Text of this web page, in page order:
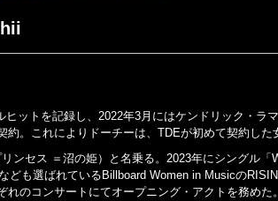
ットを記録し、2022年3月にはケンドリック・ラ
。これによりドーチーは、TDEが初めて契約した
ンセス ＝沼の姫）と名乗る。2023年にシングル
も選ばれているBillboard Women in Musicの
のコンサートにてオープニング・アクトを務めた。